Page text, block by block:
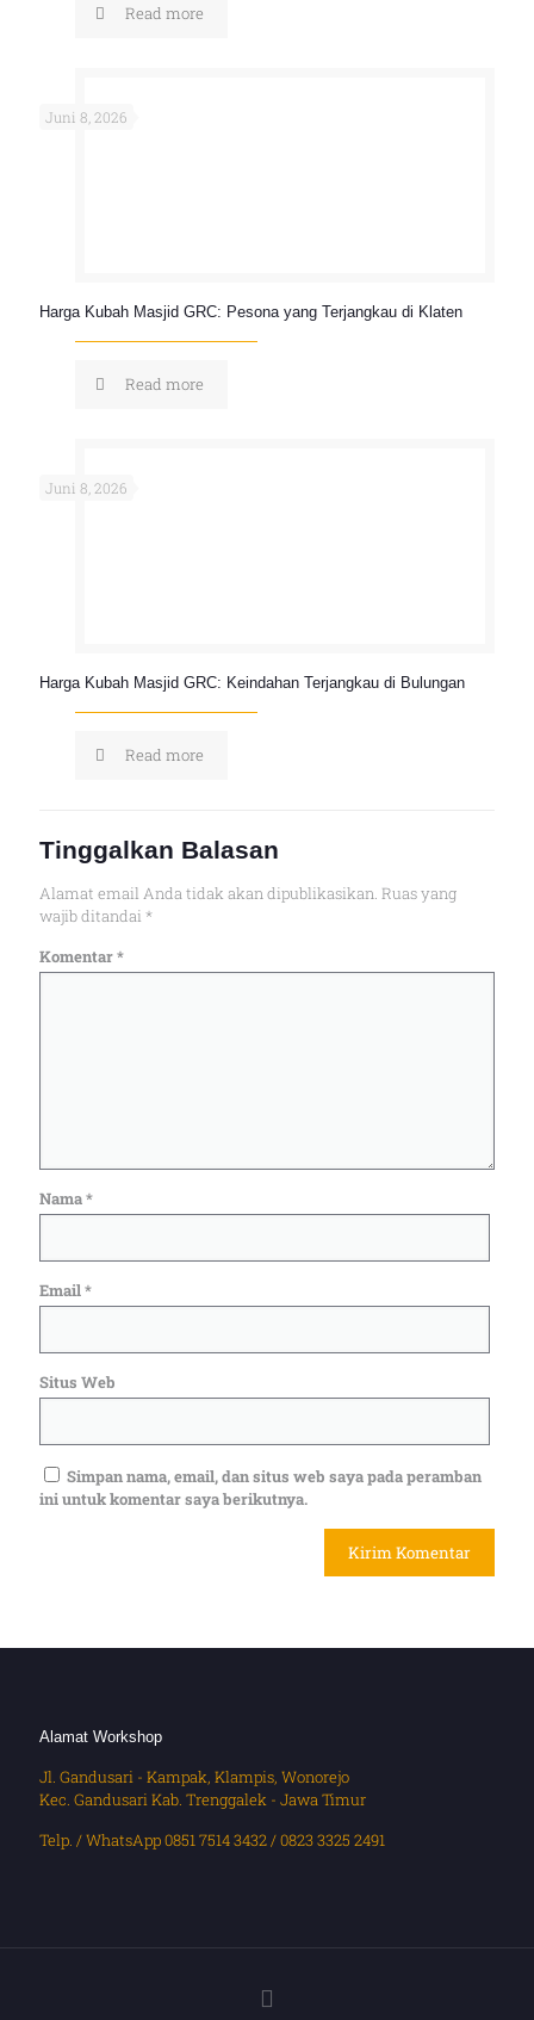
Read more
Juni 8, 2026
Harga Kubah Masjid GRC: Pesona yang Terjangkau di Klaten
Read more
Juni 8, 2026
Harga Kubah Masjid GRC: Keindahan Terjangkau di Bulungan
Read more
Tinggalkan Balasan
Alamat email Anda tidak akan dipublikasikan. Ruas yang
wajib ditandai *
Komentar*
Nama*
Email*
Situs Web
Simpan nama, email, dan situs web saya pada peramban
ini untuk komentar saya berikutnya.
Alamat Workshop
Jl. Gandusari - Kampak, Klampis, Wonorejo
Kec. Gandusari Kab. Trenggalek - Jawa Timur
Telp. / WhatsApp 0851 7514 3432 / 0823 3325 2491